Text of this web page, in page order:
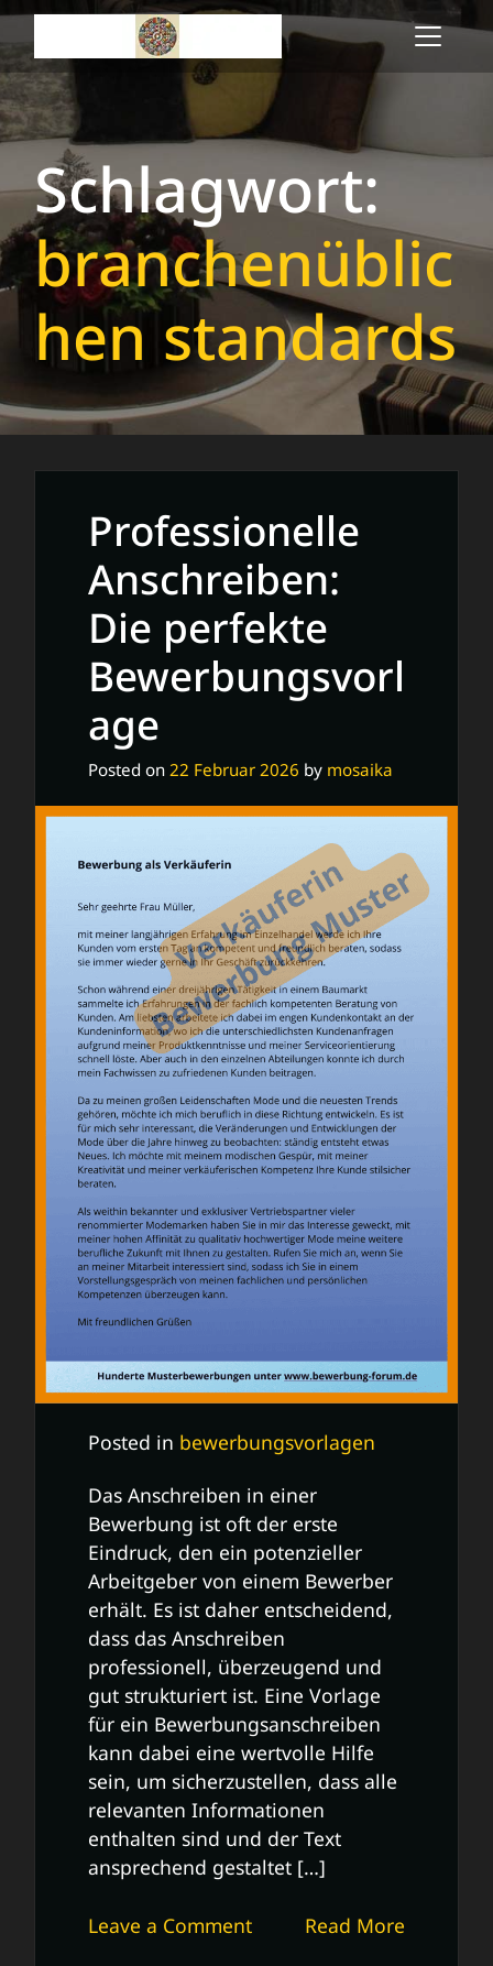
Skip
to
content
Schlagwort:
branchenüblic
hen standards
Professionelle
Anschreiben:
Die perfekte
Bewerbungsvorl
age
Posted on 22 Februar 2026 by mosaika
Posted in bewerbungsvorlagen
Das Anschreiben in einer
Bewerbung ist oft der erste
Eindruck, den ein potenzieller
Arbeitgeber von einem Bewerber
erhält. Es ist daher entscheidend,
dass das Anschreiben
professionell, überzeugend und
gut strukturiert ist. Eine Vorlage
für ein Bewerbungsanschreiben
kann dabei eine wertvolle Hilfe
sein, um sicherzustellen, dass alle
relevanten Informationen
enthalten sind und der Text
ansprechend gestaltet […]
Read More
Leave a Commenton